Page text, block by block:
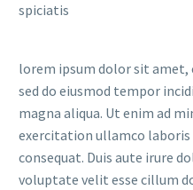
spiciatis
lorem ipsum dolor sit
sed do eiusmod tempor
magna aliqua. Ut enim ad
exercitation ullamco laboris
consequat. Duis aute irure
voluptate velit esse cillum